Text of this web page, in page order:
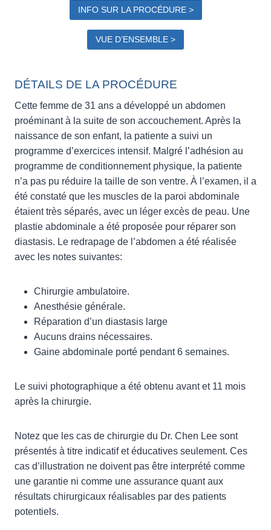
INFO SUR LA PROCÉDURE >
VUE D’ENSEMBLE >
DÉTAILS DE LA PROCÉDURE
Cette femme de 31 ans a développé un abdomen
proéminant à la suite de son accouchement. Après la
naissance de son enfant, la patiente a suivi un
programme d’exercices intensif. Malgré l’adhésion au
programme de conditionnement physique, la patiente
n’a pas pu réduire la taille de son ventre. À l’examen, il a
été constaté que les muscles de la paroi abdominale
étaient très séparés, avec un léger excès de peau. Une
plastie abdominale a été proposée pour réparer son
diastasis. Le redrapage de l’abdomen a été réalisée
avec les notes suivantes:
Chirurgie ambulatoire.
Anesthésie générale.
Réparation d’un diastasis large
Aucuns drains nécessaires.
Gaine abdominale porté pendant 6 semaines.
Le suivi photographique a été obtenu avant et 11 mois
après la chirurgie.
Notez que les cas de chirurgie du Dr. Chen Lee sont
présentés à titre indicatif et éducatives seulement. Ces
cas d’illustration ne doivent pas être interprété comme
une garantie ni comme une assurance quant aux
résultats chirurgicaux réalisables par des patients
potentiels.